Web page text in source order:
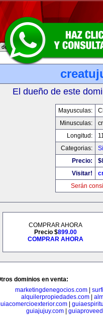
El dueño de este
Mayusculas:
Minusculas:
Longitud:
Categorias:
Precio:
Visitar!
Serán
COMPRAR AHORA
Precio $899.00
COMPRAR AHORA
dominios en venta:
marketingdenegocios.com|
alquilerpropiedades.com
|
guiajujuy.com|